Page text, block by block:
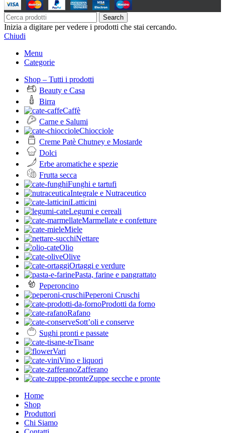
Search
Inizia a digitare per vedere i prodotti che stai cercando.
Chiudi
Menu
Categorie
Shop – Tutti i prodotti
Beauty e Casa
Birra
Caffè
Carne e Salumi
Chiocciole
Creme Patè Chutney e Mostarde
Dolci
Erbe aromatiche e spezie
Frutta secca
Funghi e tartufi
Integrale e Nutraceutico
Latticini
Legumi e cereali
Marmellate e confetture
Miele
Nettare
Olio
Olive
Ortaggi e verdure
Pasta, farine e pangrattato
Peperoncino
Peperoni Cruschi
Prodotti da forno
Rafano
Sott’oli e conserve
Sughi pronti e passate
Tisane
Vari
Vino e liquori
Zafferano
Zuppe secche e pronte
Home
Shop
Produttori
Chi Siamo